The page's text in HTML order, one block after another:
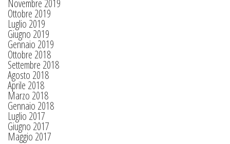
Novembre 2019
Ottobre 2019
Luglio 2019
Giugno 2019
Gennaio 2019
Ottobre 2018
Settembre 2018
Agosto 2018
Aprile 2018
Marzo 2018
Gennaio 2018
Luglio 2017
Giugno 2017
Maggio 2017